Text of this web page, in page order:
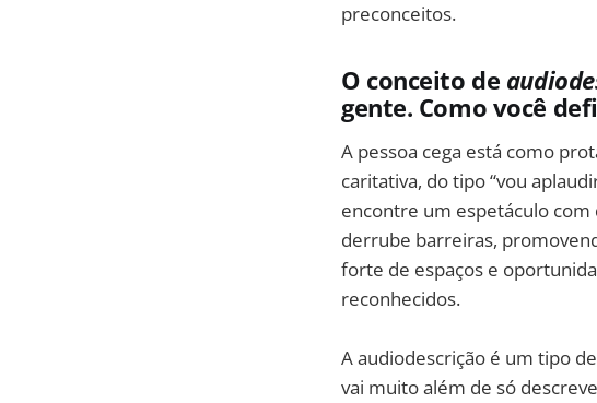
preconceitos.
O conceito de
gente. Como você
A pessoa cega está como
caritativa, do tipo “vou
encontre um espetáculo
derrube barreiras,
forte de espaços e
reconhecidos.
A audiodescrição é um tipo de
vai muito além de só